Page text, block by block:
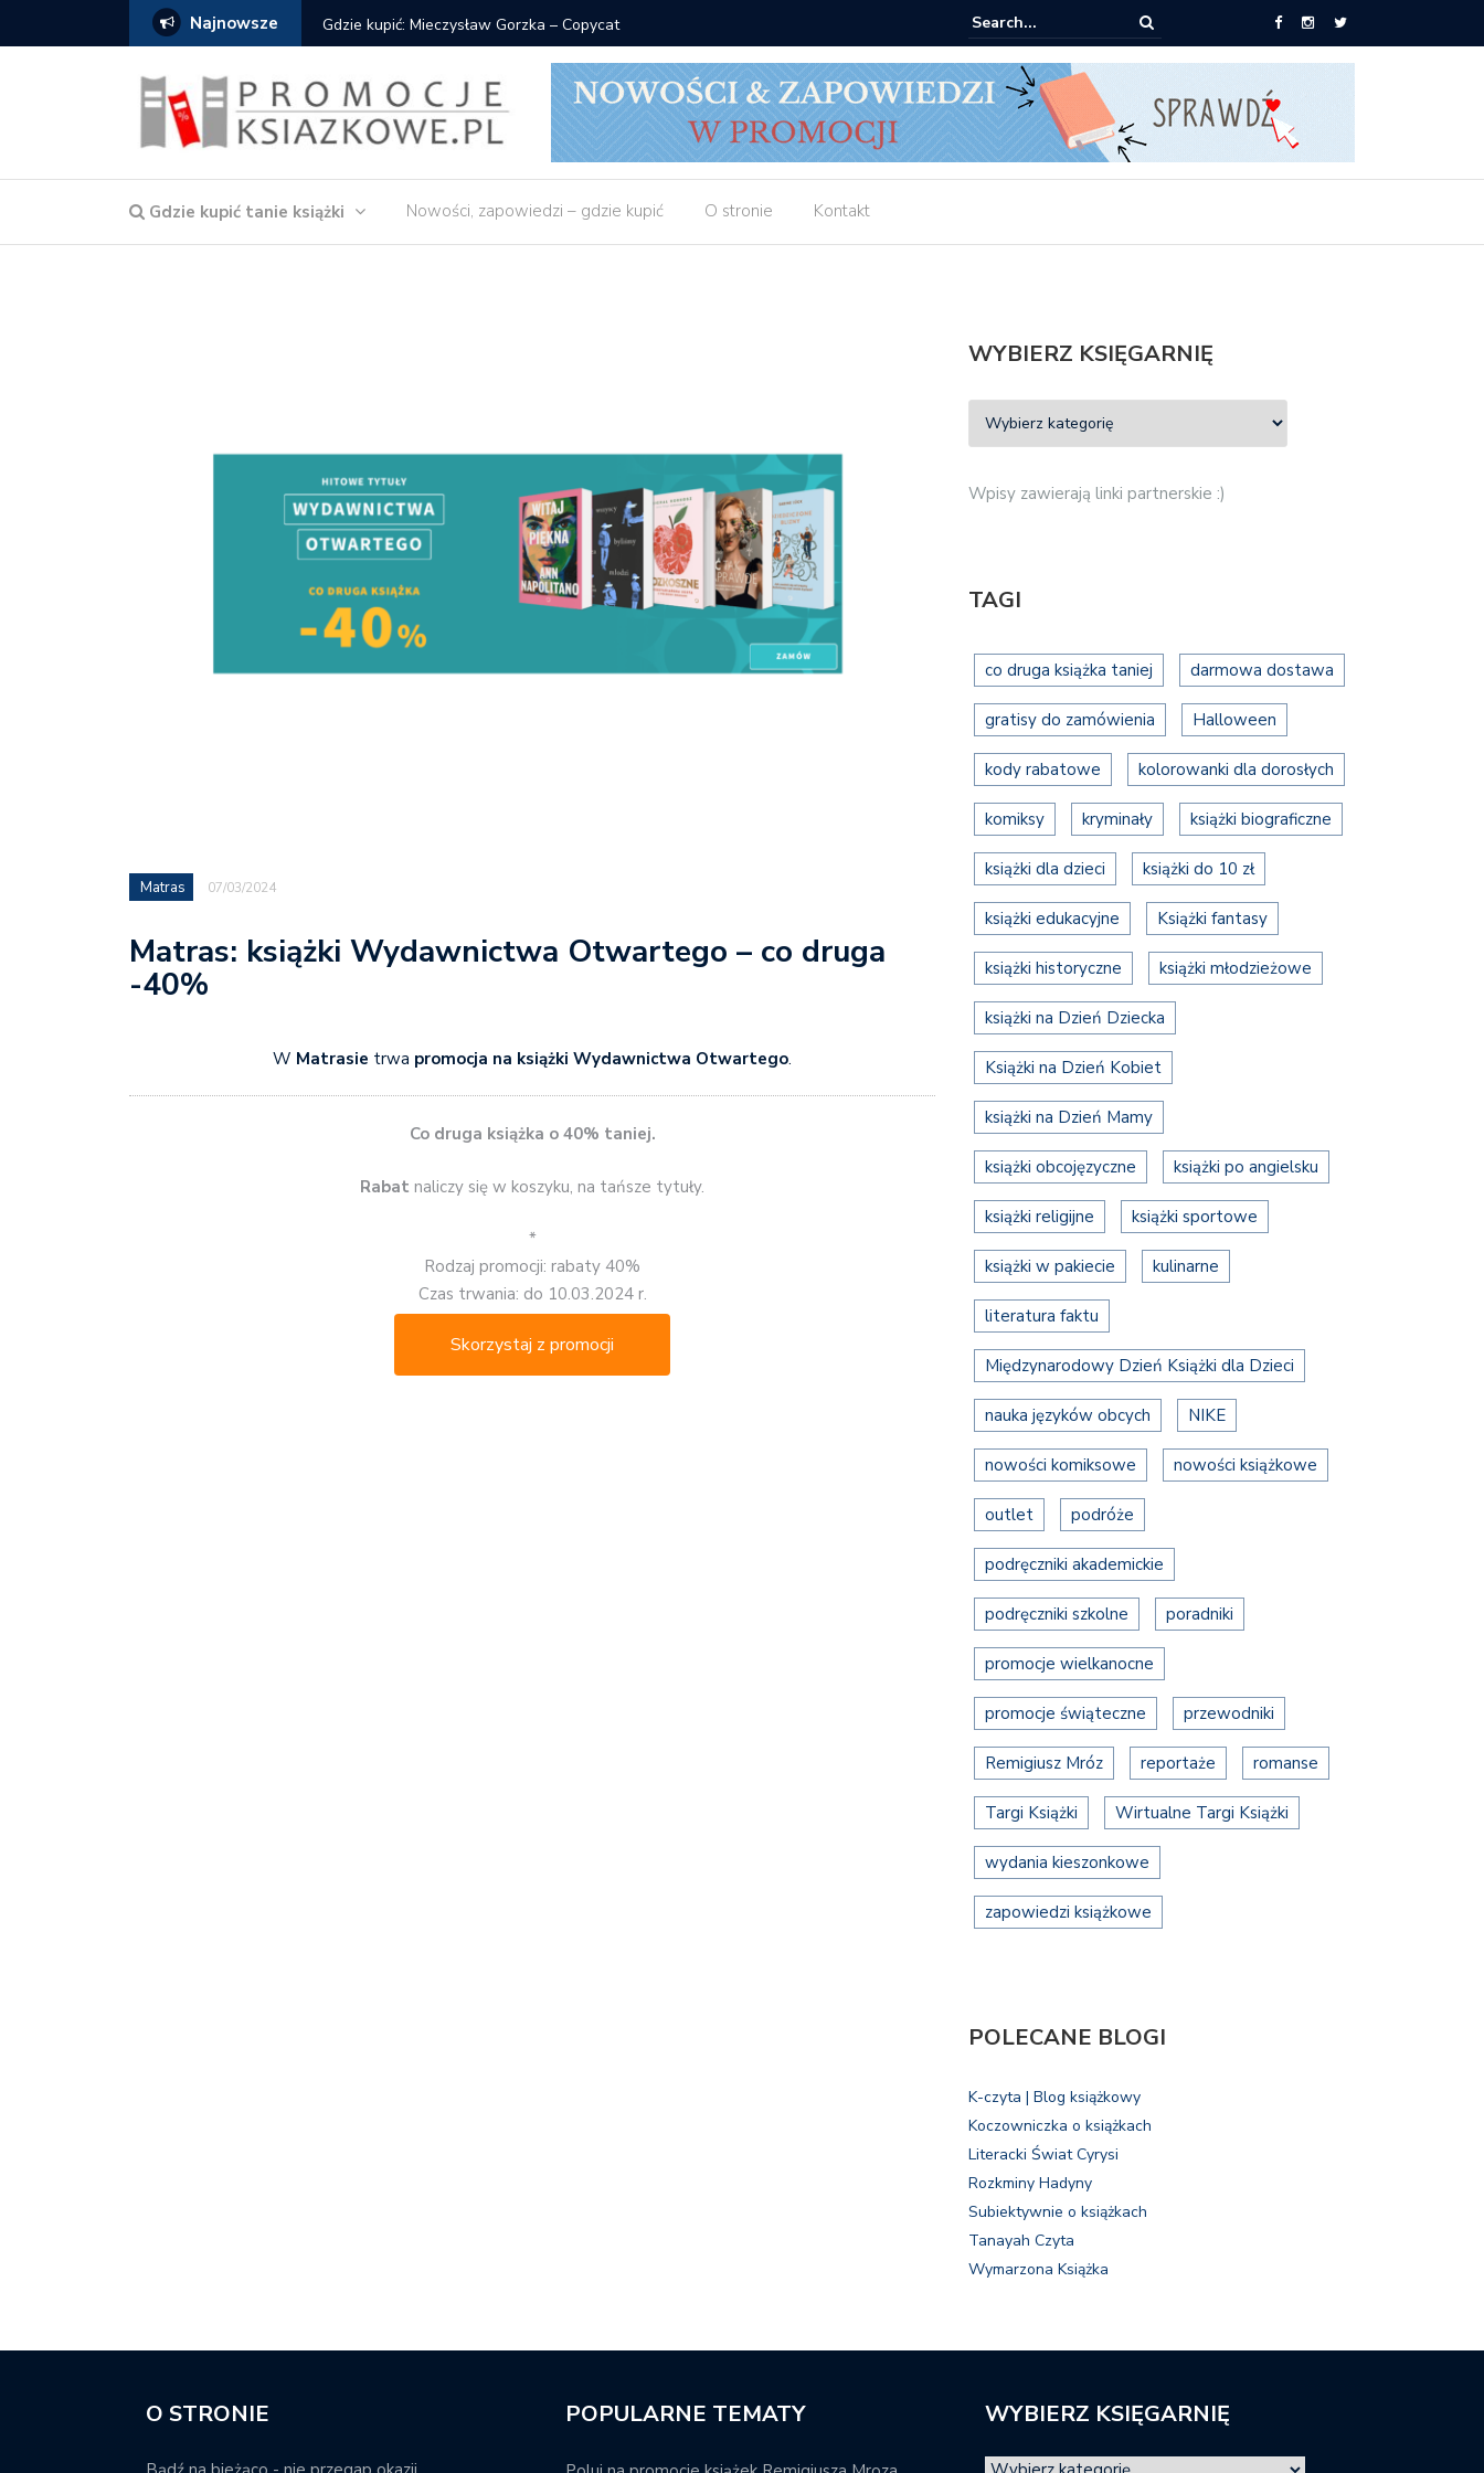
Najnowsze Gdzie kupić: Mieczysław Gorzka – Copycat Znak: książki od 2,90 zł do zamówienia
Gdzie kupić tanie książki Nowości, zapowiedzi – gdzie kupić O stronie Kontakt
Matras 07/03/2024
Matras: książki Wydawnictwa Otwartego – co druga
-40%
W Matrasie trwa promocja na książki Wydawnictwa Otwartego.
Co druga książka o 40% taniej.
Rabat naliczy się w koszyku, na tańsze tytuły.
*
Rodzaj promocji: rabaty 40%
Czas trwania: do 10.03.2024 r.
Skorzystaj z promocji
WYBIERZ KSIĘGARNIĘ
Wpisy zawierają linki partnerskie :)
TAGI
co druga książka taniej darmowa dostawa
gratisy do zamówienia Halloween
kody rabatowe kolorowanki dla dorosłych
komiksy kryminały książki biograficzne
książki dla dzieci książki do 10 zł
książki edukacyjne Książki fantasy
książki historyczne książki młodzieżowe
książki na Dzień Dziecka
Książki na Dzień Kobiet
książki na Dzień Mamy
książki obcojęzyczne książki po angielsku
książki religijne książki sportowe
książki w pakiecie kulinarne
literatura faktu
Międzynarodowy Dzień Książki dla Dzieci
nauka języków obcych NIKE
nowości komiksowe nowości książkowe
outlet podróże
podręczniki akademickie
podręczniki szkolne poradniki
promocje wielkanocne
promocje świąteczne przewodniki
Remigiusz Mróz reportaże romanse
Targi Książki Wirtualne Targi Książki
wydania kieszonkowe
zapowiedzi książkowe
POLECANE BLOGI
K-czyta | Blog książkowy
Koczowniczka o książkach
Literacki Świat Cyrysi
Rozkminy Hadyny
Subiektywnie o książkach
Tanayah Czyta
Wymarzona Książka
O STRONIE POPULARNE TEMATY WYBIERZ KSIĘGARNIĘ